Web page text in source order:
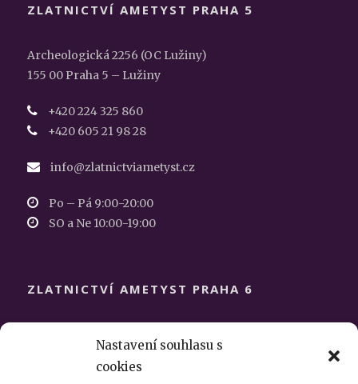
Nastavení souhlasu s
cookies
ZLATNICTVÍ AMETYST PRAHA 5
Archeologická 2256 (OC Lužiny)
155 00 Praha 5 – Lužiny
+420 224 325 860
+420 605 21 98 28
info@zlatnictviametyst.cz
Po – Pá 9:00-20:00
SO a Ne 10:00-19:00
ZLATNICTVÍ AMETYST PRAHA 6
163 00 Praha 6 – Řepy